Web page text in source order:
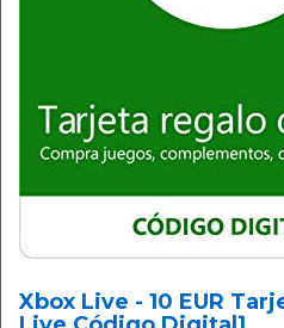
Xbox Live - 10 EUR